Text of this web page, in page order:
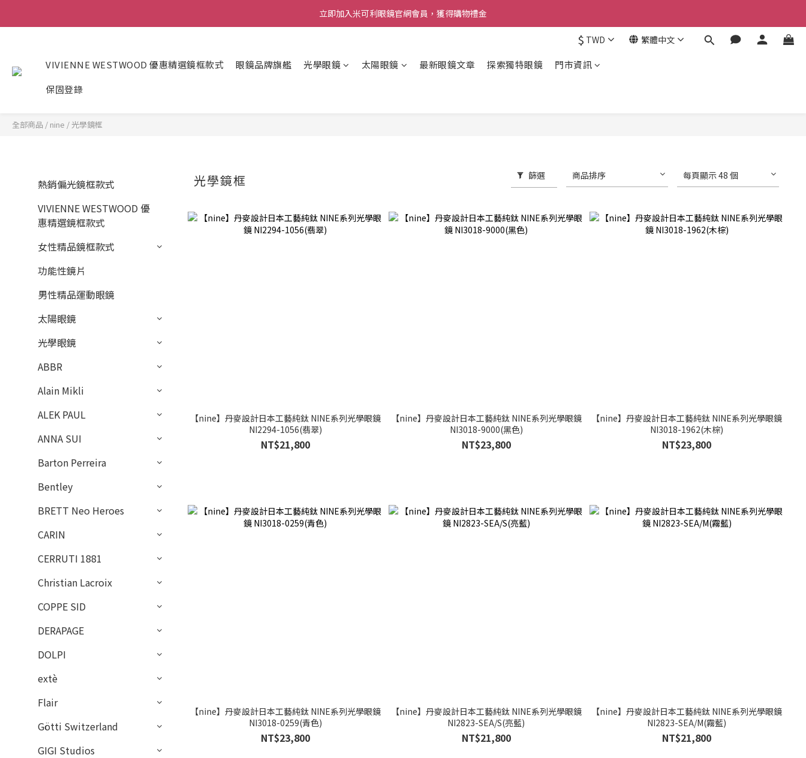
立即加入米可利眼鏡官網會員，獲得購物禮金
$ TWD 繁體中文
VIVIENNE WESTWOOD 優惠精選鏡框款式 眼鏡品牌旗艦 光學眼鏡 太陽眼鏡 最新眼鏡文章 探索獨特眼鏡
門市資訊
保固登錄
全部商品 / nine /光學鏡框
熱銷偏光鏡框款式
VIVIENNE WESTWOOD 優
惠精選鏡框款式
女性精品鏡框款式
功能性鏡片
男性精品運動眼鏡
太陽眼鏡
光學眼鏡
ABBR
Alain Mikli
ALEK PAUL
ANNA SUI
Barton Perreira
Bentley
BRETT Neo Heroes
CARIN
CERRUTI 1881
Christian Lacroix
COPPE SID
DERAPAGE
DOLPI
extè
Flair
Götti Switzerland
GIGI Studios
光學鏡框 篩選 商品排序 每頁顯示 48 個
【nine】丹麥設計日本工藝純鈦 NINE系列光學眼鏡
NI2294-1056(翡翠)
NT$21,800
【nine】丹麥設計日本工藝純鈦 NINE系列光學眼鏡
NI3018-9000(黑色)
NT$23,800
【nine】丹麥設計日本工藝純鈦 NINE系列光學眼鏡
NI3018-1962(木棕)
NT$23,800
【nine】丹麥設計日本工藝純鈦 NINE系列光學眼鏡
NI3018-0259(青色)
NT$23,800
【nine】丹麥設計日本工藝純鈦 NINE系列光學眼鏡
NI2823-SEA/S(亮藍)
NT$21,800
【nine】丹麥設計日本工藝純鈦 NINE系列光學眼鏡
NI2823-SEA/M(霧藍)
NT$21,800